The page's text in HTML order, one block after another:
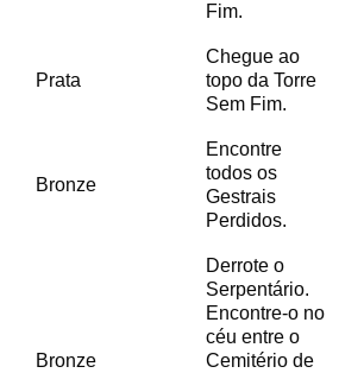
Fim.
Prata
Chegue ao
topo da Torre
Sem Fim.
Bronze
Encontre
todos os
Gestrais
Perdidos.
Bronze
Derrote o
Serpentário.
Encontre-o no
céu entre o
Cemitério de